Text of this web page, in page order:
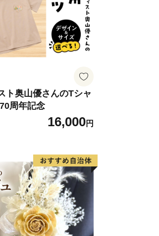
かぜのみち」が整
ギング、サイクリン
地形、風土の特徴
がら知ることでき
あるプラネタリウム
緑豊かな都立府中
できる多摩地域随
東芝ブレイブルー
を活動拠点として
ト奥山優さんのTシャ
周年記念
16,000円